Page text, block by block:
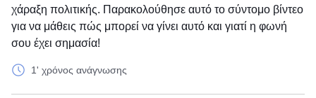
χάραξη πολιτικής. Παρακολούθησε αυτό το σύντομο βίντεο
για να μάθεις πώς μπορεί να γίνει αυτό και γιατί η φωνή
σου έχει σημασία!
1' χρόνος ανάγνωσης